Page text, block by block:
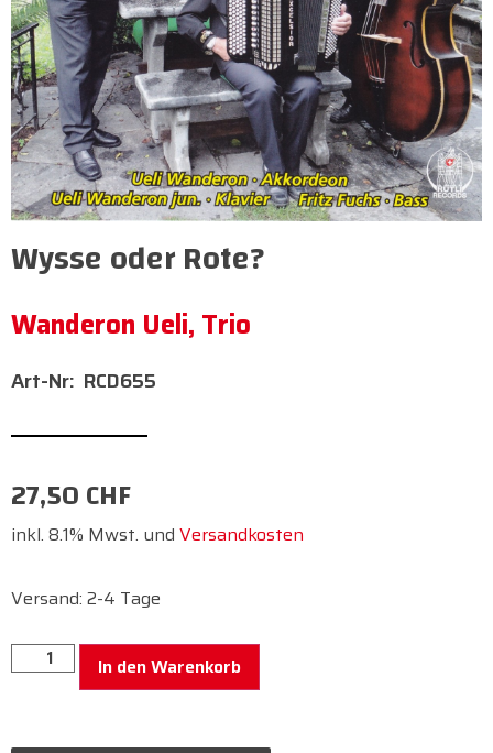
Wysse oder Rote?
Wanderon Ueli, Trio
RCD655
27,50CHF
inkl. 8.1% Mwst. und Versandkosten
Versand: 2-4 Tage
In den Warenkorb